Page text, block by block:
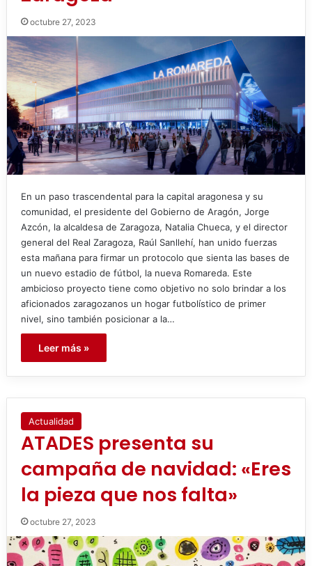
octubre 27, 2023
En un paso trascendental para la capital aragonesa y su
comunidad, el presidente del Gobierno de Aragón, Jorge
Azcón, la alcaldesa de Zaragoza, Natalia Chueca, y el director
general del Real Zaragoza, Raúl Sanllehí, han unido fuerzas
esta mañana para firmar un protocolo que sienta las bases de
un nuevo estadio de fútbol, la nueva Romareda. Este
ambicioso proyecto tiene como objetivo no solo brindar a los
aficionados zaragozanos un hogar futbolístico de primer
nivel, sino también posicionar a la…
Leer más »
Actualidad
ATADES presenta su
campaña de navidad: «Eres
la pieza que nos falta»
octubre 27, 2023